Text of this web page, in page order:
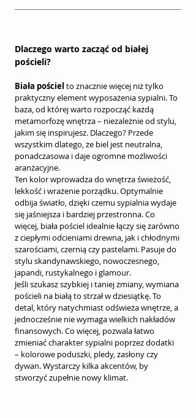
Dlaczego warto zacząć od białej
pościeli?
Biała pościel to znacznie więcej niż tylko
praktyczny element wyposażenia sypialni. To
baza, od której warto rozpocząć każdą
metamorfozę wnętrza – niezależnie od stylu,
jakim się inspirujesz. Dlaczego? Przede
wszystkim dlatego, że biel jest neutralna,
ponadczasowa i daje ogromne możliwości
aranżacyjne.
Ten kolor wprowadza do wnętrza świeżość,
lekkość i wrażenie porządku. Optymalnie
odbija światło, dzięki czemu sypialnia wydaje
się jaśniejsza i bardziej przestronna. Co
więcej, biała pościel idealnie łączy się zarówno
z ciepłymi odcieniami drewna, jak i chłodnymi
szarościami, czernią czy pastelami. Pasuje do
stylu skandynawskiego, nowoczesnego,
japandi, rustykalnego i glamour.
Jeśli szukasz szybkiej i taniej zmiany, wymiana
pościeli na białą to strzał w dziesiątkę. To
detal, który natychmiast odświeża wnętrze, a
jednocześnie nie wymaga wielkich nakładów
finansowych. Co więcej, pozwala łatwo
zmieniać charakter sypialni poprzez dodatki
– kolorowe poduszki, pledy, zasłony czy
dywan. Wystarczy kilka akcentów, by
stworzyć zupełnie nowy klimat.